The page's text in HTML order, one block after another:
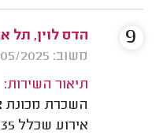
הדס לוין, תל
משוב: 29/05/2025
תיאור השירות:
השכרת מכונת
אירוע שכלל 35 אנשים.
9